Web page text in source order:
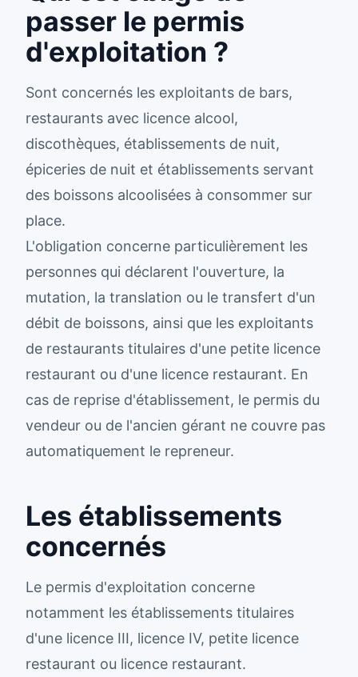
passer le permis
d'exploitation ?
Sont concernés les exploitants de bars,
restaurants avec licence alcool,
discothèques, établissements de nuit,
épiceries de nuit et établissements servant
des boissons alcoolisées à consommer sur
place.
L'obligation concerne particulièrement les
personnes qui déclarent l'ouverture, la
mutation, la translation ou le transfert d'un
débit de boissons, ainsi que les exploitants
de restaurants titulaires d'une petite licence
restaurant ou d'une licence restaurant. En
cas de reprise d'établissement, le permis du
vendeur ou de l'ancien gérant ne couvre pas
automatiquement le repreneur.
Les établissements
concernés
Le permis d'exploitation concerne
notamment les établissements titulaires
d'une licence III, licence IV, petite licence
restaurant ou licence restaurant.